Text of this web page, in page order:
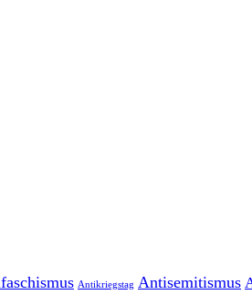
Antikriegstag Antisemitismus